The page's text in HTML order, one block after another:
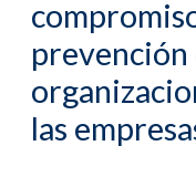
prevención
las